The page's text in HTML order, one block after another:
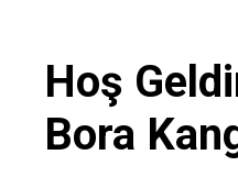
Hoş
Bora